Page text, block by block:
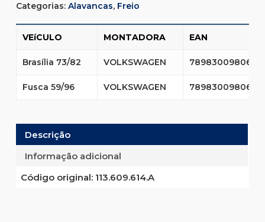
Categorias: Alavancas, Freio
VEíCULO MONTADORA EAN
Brasília 73/82 VOLKSWAGEN 7898300980671
Fusca 59/96 VOLKSWAGEN 7898300980671
Descrição
Informação adicional
Código original:113.609.614.A